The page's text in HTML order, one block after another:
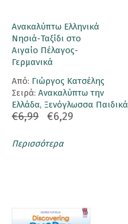
Ανακαλύπτω Ελληνικά
Νησιά-Ταξίδι στο
Αιγαίο Πέλαγος-
Γερμανικά
Aπό: Γιώργος Κατσέλης
Σειρά: Ανακαλύπτω την
Ελλάδα, Ξενόγλωσσα Παιδικά
€6,99 €6,29
Περισσότερα